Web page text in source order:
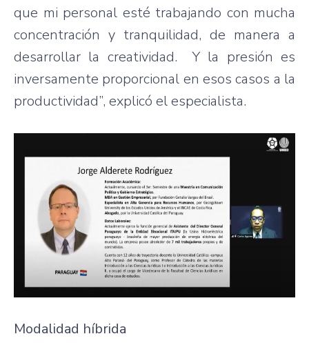
que mi personal esté trabajando con mucha
concentración y tranquilidad, de manera a
desarrollar la creatividad. Y la presión es
inversamente proporcional en esos casos a la
productividad”, explicó el especialista.
Modalidad híbrida